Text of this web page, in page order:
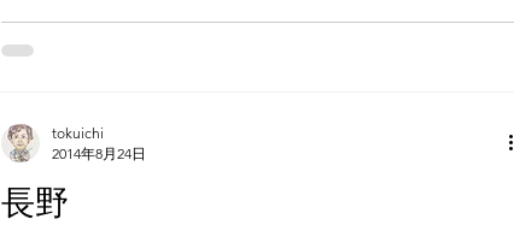
長野
tokuichi
2014年8月24日